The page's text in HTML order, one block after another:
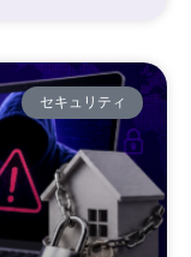
セキュリティ